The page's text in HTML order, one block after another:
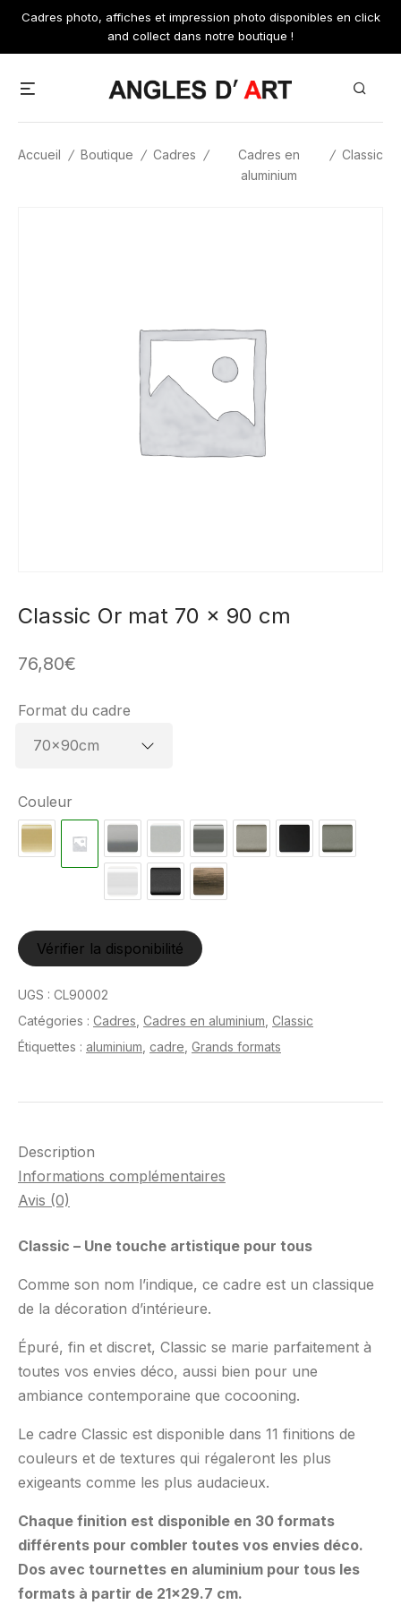
Skip
content
Cadres photo, affiches et impression photo disponibles en click
and collect dans notre boutique !
Accueil / Boutique / Cadres /
Cadres en
aluminium
/ Classic
Classic Or mat 70 x 90 cm
76,80€
Format du cadre
Couleur
Vérifier la disponibilité
UGS : CL90002
Catégories : Cadres Cadres en aluminium Classic
Étiquettes : aluminium cadre Grands formats
Description
Informations complémentaires
Avis (0)
Classic – Une touche artistique pour tous
Comme son nom l’indique, ce cadre est un classique
de la décoration d’intérieure.
Épuré, fin et discret, Classic se marie parfaitement à
toutes vos envies déco, aussi bien pour une
ambiance contemporaine que cocooning.
Le cadre Classic est disponible dans 11 finitions de
couleurs et de textures qui régaleront les plus
exigeants comme les plus audacieux.
Chaque finition est disponible en 30 formats
différents pour combler toutes vos envies déco.
Dos avec tournettes en aluminium pour tous les
formats à partir de 21×29.7 cm.